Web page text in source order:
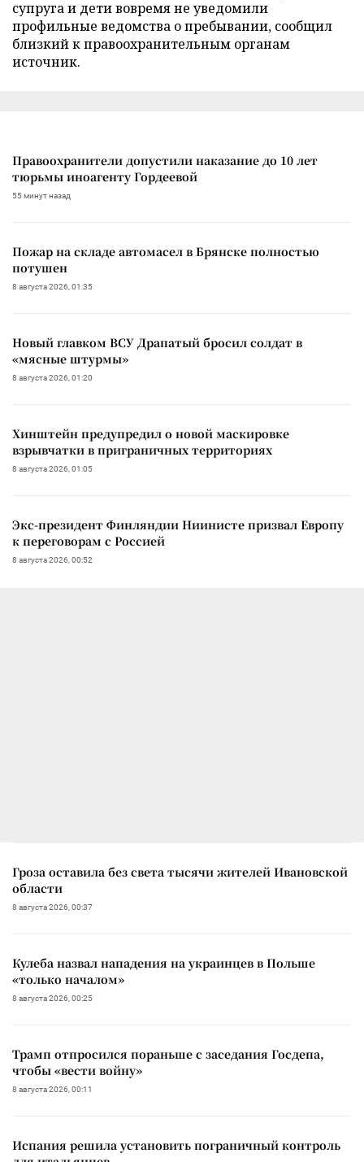
супруга и дети вовремя не уведомили
профильные ведомства о пребывании, сообщил
близкий к правоохранительным органам
источник.
Правоохранители допустили наказание до 10 лет
тюрьмы иноагенту Гордеевой
55 минут назад
Пожар на складе автомасел в Брянске полностью
потушен
8 августа 2026, 01:35
Новый главком ВСУ Драпатый бросил солдат в
«мясные штурмы»
8 августа 2026, 01:20
Хинштейн предупредил о новой маскировке
взрывчатки в приграничных территориях
8 августа 2026, 01:05
Экс-президент Финляндии Ниинисте призвал Европу
к переговорам с Россией
8 августа 2026, 00:52
Гроза оставила без света тысячи жителей Ивановской
области
8 августа 2026, 00:37
Кулеба назвал нападения на украинцев в Польше
«только началом»
8 августа 2026, 00:25
Трамп отпросился пораньше с заседания Госдепа,
чтобы «вести войну»
8 августа 2026, 00:11
Испания решила установить пограничный контроль